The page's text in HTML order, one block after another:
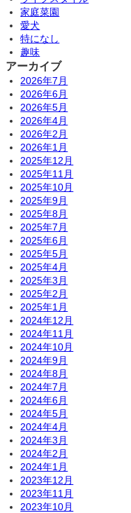
家庭菜園
愛犬
特になし
趣味
アーカイブ
2026年7月
2026年6月
2026年5月
2026年4月
2026年2月
2026年1月
2025年12月
2025年11月
2025年10月
2025年9月
2025年8月
2025年7月
2025年6月
2025年5月
2025年4月
2025年3月
2025年2月
2025年1月
2024年12月
2024年11月
2024年10月
2024年9月
2024年8月
2024年7月
2024年6月
2024年5月
2024年4月
2024年3月
2024年2月
2024年1月
2023年12月
2023年11月
2023年10月